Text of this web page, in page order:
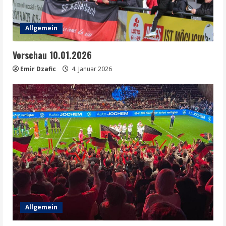
Allgemein
Vorschau 10.01.2026
Emir Dzafic 4. Januar 2026
Allgemein